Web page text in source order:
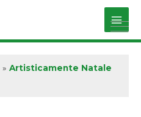
Main
» Artisticamente Natale